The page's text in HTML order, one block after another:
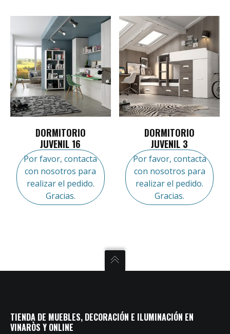
DORMITORIO
JUVENIL 16
Por favor, contacta
con nosotros para
realizar el pedido.
Gracias.
DORMITORIO
JUVENIL 3
Por favor, contacta
con nosotros para
realizar el pedido.
Gracias.
TIENDA DE MUEBLES, DECORACIÓN E ILUMINACIÓN EN
VINARÒS Y ONLINE